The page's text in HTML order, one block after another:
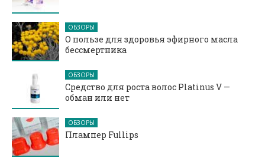
ОБЗОРЫ
О пользе для здоровья эфирного масла
бессмертника
ОБЗОРЫ
Средство для роста волос Platinus V —
обман или нет
ОБЗОРЫ
Плампер Fullips